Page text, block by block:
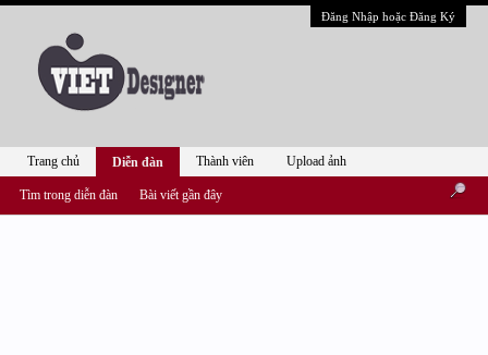
Đăng Nhập hoặc Đăng Ký
Trang chủ Diễn đàn
Tìm trong diễn đàn Bài viết gần đây
Thành viên Upload ảnh